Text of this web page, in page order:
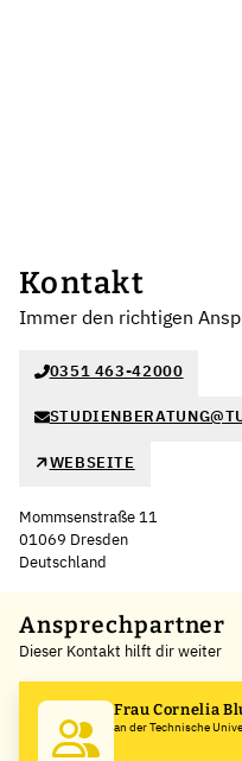
Kontakt
Immer den richtigen
0351 463-42000
WEBSEITE
Mommsenstraße 11
01069 Dresden
Deutschland
+
−
Ansprechpartner
Dieser Kontakt hilft dir weiter
Frau Cornelia
an der Technische